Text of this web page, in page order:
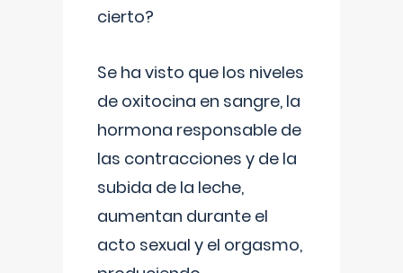
cierto?
Se ha visto que los niveles
de oxitocina en sangre, la
hormona responsable de
las contracciones y de la
subida de la leche,
aumentan durante el
acto sexual y el orgasmo,